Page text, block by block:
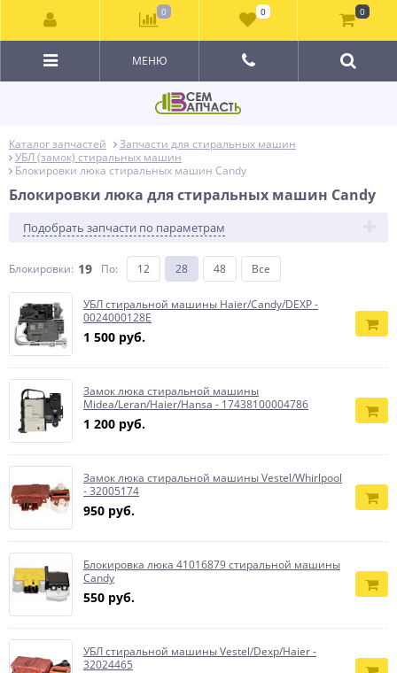
МЕНЮ
Каталог запчастей
Запчасти для стиральных машин
УБЛ (замок) стиральных машин
Блокировки люка стиральных машин Candy
Блокировки люка для стиральных машин Candy
Подобрать запчасти по параметрам
Блокировки: 19 По: 12 28 48 Все
УБЛ стиральной машины Haier/Candy/DEXP -
0024000128E
1 500 руб.
Замок люка стиральной машины
Midea/Leran/Haier/Hansa - 17438100004786
1 200 руб.
Замок люка стиральной машины Vestel/Whirlpool
- 32005174
950 руб.
Блокировка люка 41016879 стиральной машины
Candy
550 руб.
УБЛ стиральной машины Vestel/Dexp/Haier -
32024465
0 0 0